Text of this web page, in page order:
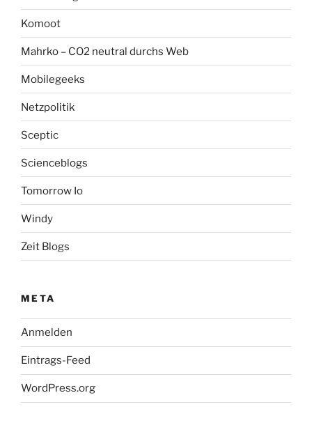
Komoot
Mahrko – CO2 neutral durchs Web
Mobilegeeks
Netzpolitik
Sceptic
Scienceblogs
Tomorrow Io
Windy
Zeit Blogs
META
Anmelden
Eintrags-Feed
WordPress.org